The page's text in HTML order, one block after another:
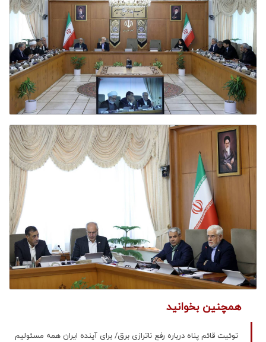
همچنین بخوانید
توئیت قائم پناه درباره رفع ناترازی برق/ ‌برای آینده ایران همه مسئولیم